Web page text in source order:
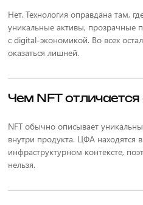
Нет. Технология оправдана там,
уникальные активы, прозрачные
с digital-экономикой. Во всех
оказаться лишней.
Чем NFT
NFT обычно описывает
внутри продукта. ЦФА находятся
инфраструктурном контексте,
нельзя.